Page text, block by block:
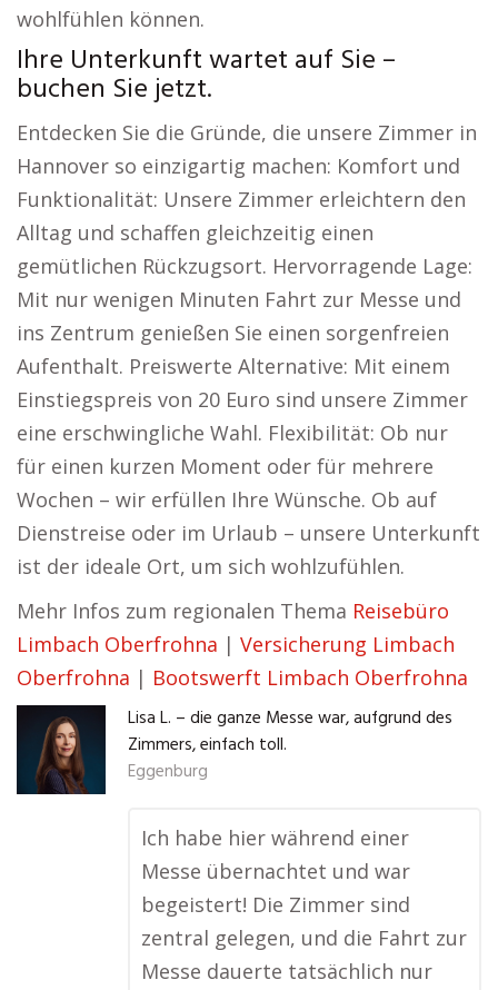
wohlfühlen können.
Ihre Unterkunft wartet auf Sie –
buchen Sie jetzt.
Entdecken Sie die Gründe, die unsere Zimmer in
Hannover so einzigartig machen: Komfort und
Funktionalität: Unsere Zimmer erleichtern den
Alltag und schaffen gleichzeitig einen
gemütlichen Rückzugsort. Hervorragende Lage:
Mit nur wenigen Minuten Fahrt zur Messe und
ins Zentrum genießen Sie einen sorgenfreien
Aufenthalt. Preiswerte Alternative: Mit einem
Einstiegspreis von 20 Euro sind unsere Zimmer
eine erschwingliche Wahl. Flexibilität: Ob nur
für einen kurzen Moment oder für mehrere
Wochen – wir erfüllen Ihre Wünsche. Ob auf
Dienstreise oder im Urlaub – unsere Unterkunft
ist der ideale Ort, um sich wohlzufühlen.
Mehr Infos zum regionalen Thema Reisebüro
Limbach Oberfrohna | Versicherung Limbach
Oberfrohna | Bootswerft Limbach Oberfrohna
Lisa L. – die ganze Messe war, aufgrund des
Zimmers, einfach toll.
Eggenburg
Ich habe hier während einer
Messe übernachtet und war
begeistert! Die Zimmer sind
zentral gelegen, und die Fahrt zur
Messe dauerte tatsächlich nur